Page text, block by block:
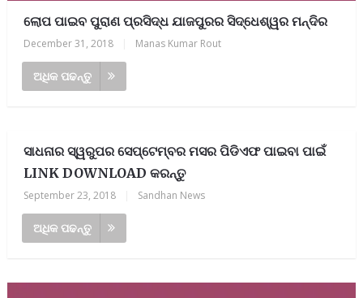
ଲୋପ ପାଇବ ପୁରାଣ ପ୍ରସିଦ୍ଧ ଯାଜପୁରର ସିଦ୍ଧେଶ୍ୱର ମନ୍ଦିର
December 31, 2018 Manas Kumar Rout
ଅଧିକ ପଢନ୍ତୁ
ସାଧନାର ସ୍ୱରୁପର ସେପ୍ଟେମ୍ବର ମସର ପିଡିଏଫ ପାଇବା ପାଇଁ
LINK DOWNLOAD କରନ୍ତୁ
September 23, 2018 Sandhan News
ଅଧିକ ପଢନ୍ତୁ